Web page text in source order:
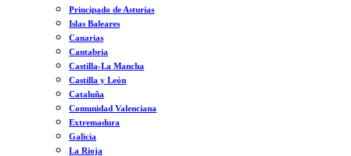
Principado de Asturias
Islas Baleares
Canarias
Cantabria
Castilla-La Mancha
Castilla y León
Cataluña
Comunidad Valenciana
Extremadura
Galicia
La Rioja